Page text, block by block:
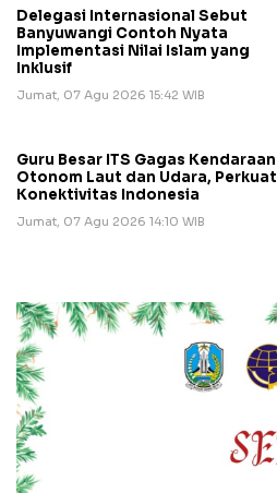
Delegasi Internasional Sebut
Banyuwangi Contoh Nyata
Implementasi Nilai Islam yang
Inklusif
Jumat, 07 Agu 2026 15:42 WIB
Guru Besar ITS Gagas Kendaraan
Otonom Laut dan Udara, Perkuat
Konektivitas Indonesia
Jumat, 07 Agu 2026 14:10 WIB